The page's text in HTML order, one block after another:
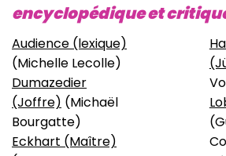
encyclopédique et
Audience (lexique)
(Michelle Lecolle)
Dumazedier
(Joffre) (Michaël
Bourgatte)
Eckhart (Maître)